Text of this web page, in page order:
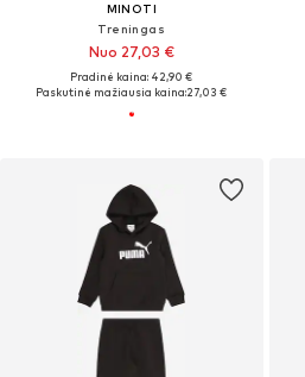
MINOTI
Treningas
Nuo 27,03 €
Pradinė kaina: 42,90 €
Paskutinė mažiausia kaina:27,03 €